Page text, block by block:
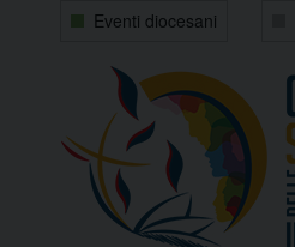
Eventi diocesani